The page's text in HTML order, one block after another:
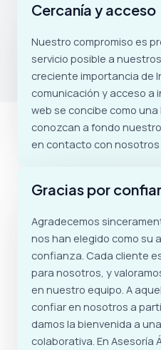
Cercanía y acceso
Nuestro compromiso es
servicio posible a
creciente importancia de
comunicación y acceso a
web se concibe como
conozcan a fondo
en contacto con nosotros
Gracias por confiar
Agradecemos
nos han elegido como su
confianza. Cada cliente
para nosotros, y
en nuestro equipo. A
confiar en nosotros a
damos la bienvenida a
colaborativa. En Asesoría